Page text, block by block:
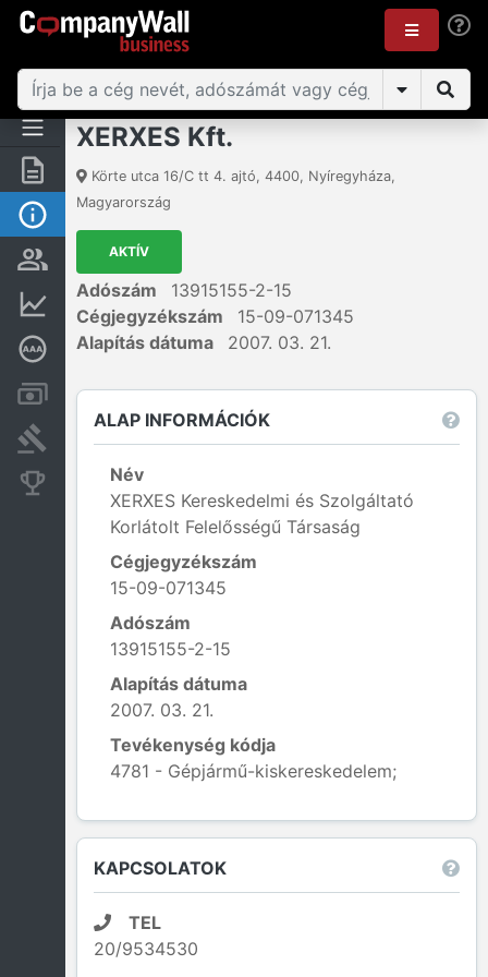
Összegzés
Alap információk
Személyek és tulajdonjog
Mélyreható hitelminősítés
Számlák és zárolások
Konkurens cégek
XERXES Kft.
Körte utca 16/C tt 4. ajtó, 4400, Nyíregyháza,
Magyarország
AKTÍV
Adószám
13915155-2-15
Cégjegyzékszám
15-09-071345
Alapítás dátuma
2007. 03. 21.
ALAP INFORMÁCIÓK
Név
XERXES Kereskedelmi és Szolgáltató
Korlátolt Felelősségű Társaság
Cégjegyzékszám
15-09-071345
Adószám
13915155-2-15
Alapítás dátuma
2007. 03. 21.
Tevékenység kódja
4781 - Gépjármű-kiskereskedelem;
Leaflet © OpenStreetMap contributors
KAPCSOLATOK
TEL
20/9534530